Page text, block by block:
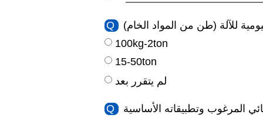
Q للآلة (طن من المواد الخام)
100kg-2ton
15-50ton
لم يتقرر بعد
Q المرغوب وتطبيقاته الأساسية